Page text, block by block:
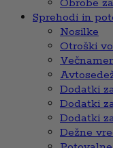
Sprehodi in
Nosilke
Otroški
Dodatki
Dodatki
Dodatki
Dežne